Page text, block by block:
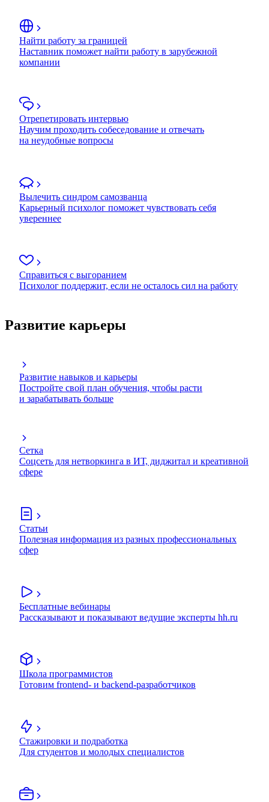
Найти работу за границей
Наставник поможет найти работу в зарубежной
компании
Отрепетировать интервью
Научим проходить собеседование и отвечать
на неудобные вопросы
Вылечить синдром самозванца
Карьерный психолог поможет чувствовать себя
увереннее
Справиться с выгоранием
Психолог поддержит, если не осталось сил на работу
Развитие карьеры
Развитие навыков и карьеры
Постройте свой план обучения, чтобы расти
и зарабатывать больше
Сетка
Соцсеть для нетворкинга в ИТ, диджитал и креативной
сфере
Статьи
Полезная информация из разных профессиональных
сфер
Бесплатные вебинары
Рассказывают и показывают ведущие эксперты hh.ru
Школа программистов
Готовим frontend- и backend-разработчиков
Стажировки и подработка
Для студентов и молодых специалистов